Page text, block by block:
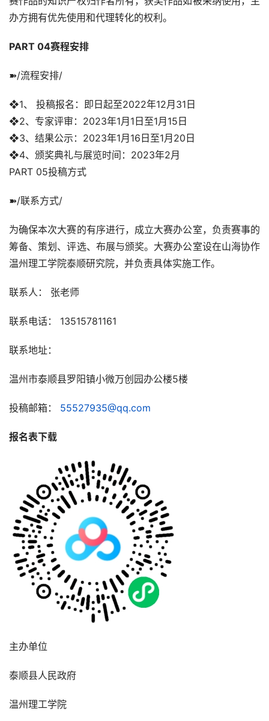
资
面
空
间
艺
术
工
素
材
竞
登录
办方拥有优先使用和代理转化的权利。
PART 04赛程安排
➽/流程安排/
❖1、 投稿报名：即日起至2022年12月31日
❖2、专家评审：2023年1月1日至1月15日
❖3、结果公示：2023年1月16日至1月20日
❖4、颁奖典礼与展览时间：2023年2月
PART 05投稿方式
➽/联系方式/
为确保本次大赛的有序进行，成立大赛办公室，负责赛事的
筹备、策划、评选、布展与颁奖。大赛办公室设在山海协作
温州理工学院泰顺研究院，并负责具体实施工作。
联系人： 张老师
联系电话： 13515781161
联系地址：
温州市泰顺县罗阳镇小微万创园办公楼5楼
投稿邮箱： 55527935@qq.com
报名表下载
主办单位
泰顺县人民政府
温州理工学院